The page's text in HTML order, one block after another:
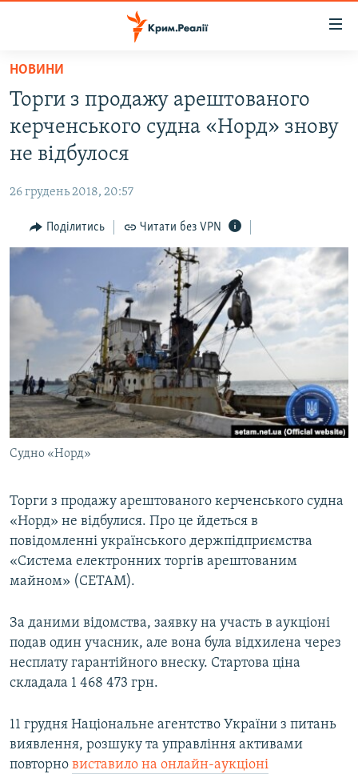
Перейти
основного
матеріалу
Перейти
до
основної
навігації
Перейти
до
ВОДА.КРИМ
ВІДЕО ТА ФОТО
БЛОГИ
ПОГЛЯД
ІНТЕРВ'Ю
СПЕЦПРОЕКТИ
ДЕПОРТАЦІЯ
ВІДЕОУРОКИ «ELIFBE»
СВІДЧЕННЯ ОКУПАЦІЇ
УКРАЇНСЬКА ПРОБЛЕМА КРИМУ
ІНФОГРАФІКА
ЯК ОБІЙТИ БЛОКУВАННЯ
Русский
Qırımtatar
ДОЛУЧАЙСЯ!
Усі сайти RFE/RL
НОВИНИ
Торги з продажу арештованого
керченського судна «Норд» знову
не відбулося
26 грудень 2018, 20:57
Поділитись Читати без VPN
Cудно «Норд»
Торги з продажу арештованого керченського судна
«Норд» не відбулися. Про це йдеться в
повідомленні українського держпідприємства
«Система електронних торгів арештованим
майном» (СЕТАМ).
За даними відомства, заявку на участь в аукціоні
подав один учасник, але вона була відхилена через
несплату гарантійного внеску. Стартова ціна
складала 1 468 473 грн.
11 грудня Національне агентство України з питань
виявлення, розшуку та управління активами
повторно виставило на онлайн-аукціоні